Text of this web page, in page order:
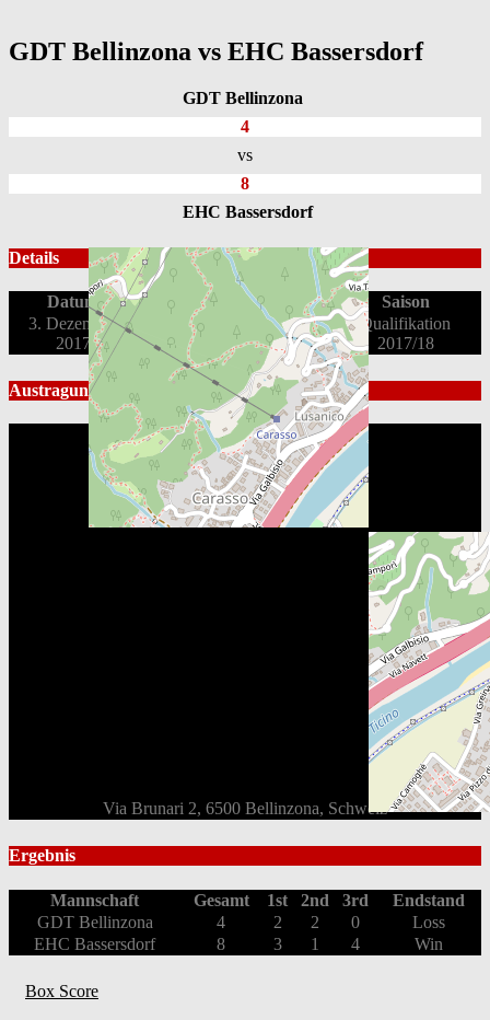
GDT Bellinzona vs EHC Bassersdorf
GDT Bellinzona
4
vs
8
EHC Bassersdorf
Details
Datum Spielbeginn Liga
Saison
3. Dezember
2017
16:45
2. Liga OST
Qualifikation
2017/18
Austragungsort
CS Bellinzona
Via Brunari 2, 6500 Bellinzona, Schweiz
Ergebnis
Mannschaft Gesamt 1st 2nd 3rd
Endstand
GDT Bellinzona
4 2 2 0
Loss
EHC Bassersdorf
8 3 1 4 Win
Box Score